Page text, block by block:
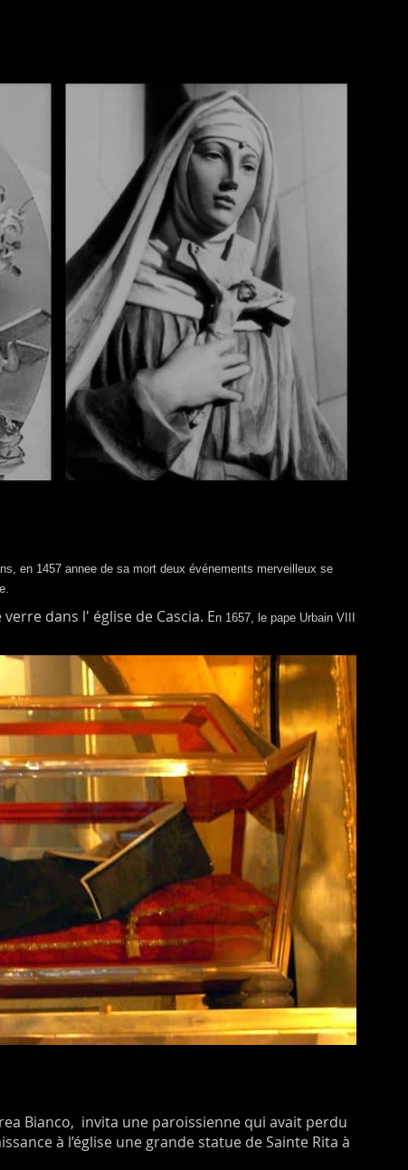
en 1457 annee de sa mort deux événements merveilleux se
dans l' église de Cascia. En 1657, le pape Urbain VIII
Bianco, invita une paroissienne qui avait perdu
à l’église une grande statue de Sainte Rita à